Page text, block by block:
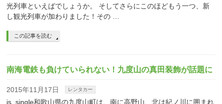
光列車といえばでしょうか。 そしてさらにこのほどもう一つ、新
し観光列車が加わりました！その …
この記事を読む
南海電鉄も負けていられない！九度山の真田装飾が話題に
2015年11月17日 レンタカー
is_single和歌山県の九度山町は、南に高野山、北は紀ノ川に囲まれ